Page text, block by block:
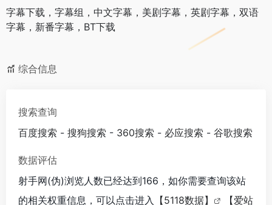
字幕下载，字幕组，中文字幕，美剧字幕，英剧字幕，双语
字幕，新番字幕，BT下载
综合信息
搜索查询
百度搜索 - 搜狗搜索 - 360搜索 - 必应搜索 - 谷歌搜索
数据评估
射手网(伪)浏览人数已经达到166，如你需要查询该站
的相关权重信息，可以点击进入
【5118数据】
【爱站